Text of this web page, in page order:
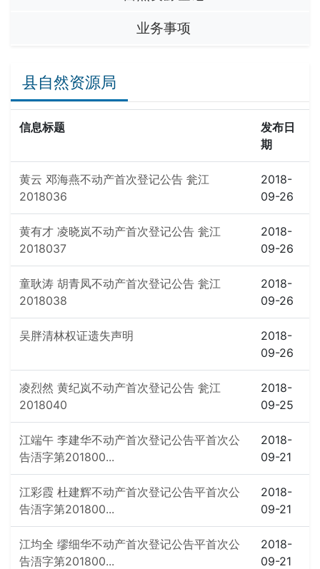
业务事项
县自然资源局
信息标题
发布日
期
黄云 邓海燕不动产首次登记公告 瓮江
2018036
2018-
09-26
黄有才 凌晓岚不动产首次登记公告 瓮江
2018037
2018-
09-26
童耿涛 胡青凤不动产首次登记公告 瓮江
2018038
2018-
09-26
吴胖清林权证遗失声明
2018-
09-26
凌烈然 黄纪岚不动产首次登记公告 瓮江
2018040
2018-
09-25
江端午 李建华不动产首次登记公告平首次公
告浯字第201800...
2018-
09-21
江彩霞 杜建辉不动产首次登记公告平首次公
告浯字第201800...
2018-
09-21
江均全 缪细华不动产首次登记公告平首次公
告浯字第201800...
2018-
09-21